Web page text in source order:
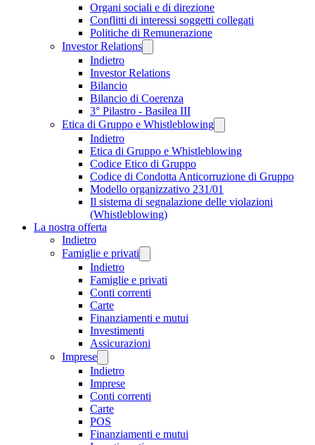
Organi sociali e di direzione
Conflitti di interessi soggetti collegati
Politiche di Remunerazione
Investor Relations
Indietro
Investor Relations
Bilancio
Bilancio di Coerenza
3° Pilastro - Basilea III
Etica di Gruppo e Whistleblowing
Indietro
Etica di Gruppo e Whistleblowing
Codice Etico di Gruppo
Codice di Condotta Anticorruzione di Gruppo
Modello organizzativo 231/01
Il sistema di segnalazione delle violazioni
(Whistleblowing)
La nostra offerta
Indietro
Famiglie e privati
Indietro
Famiglie e privati
Conti correnti
Carte
Finanziamenti e mutui
Investimenti
Assicurazioni
Imprese
Indietro
Imprese
Conti correnti
Carte
POS
Finanziamenti e mutui